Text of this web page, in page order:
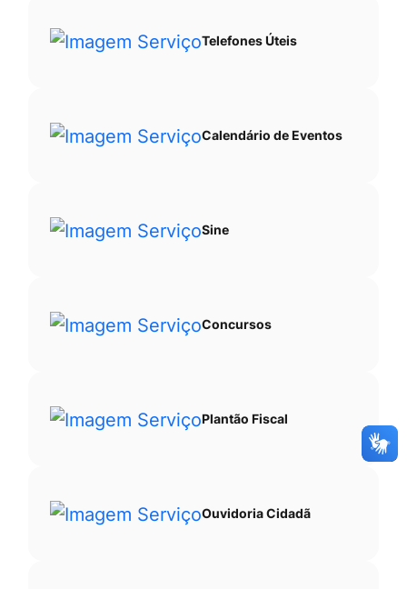
Telefones Úteis
Calendário de Eventos
Sine
Concursos
Plantão Fiscal
Ouvidoria Cidadã